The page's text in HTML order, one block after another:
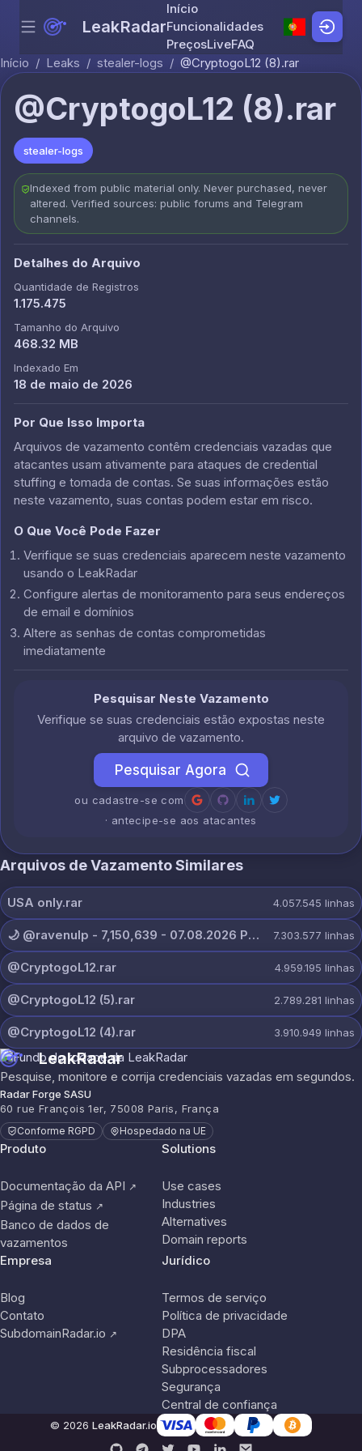
Skip to content
Menu LeakRadar
Início
Funcionalidades
PreçosLiveFAQ
Início / Leaks / stealer-logs / @CryptogoL12 (8).rar
@CryptogoL12 (8).rar
stealer-logs
Indexed from public material only. Never purchased, never
altered. Verified sources: public forums and Telegram
channels.
Detalhes do Arquivo
Quantidade de Registros
1.175.475
Tamanho do Arquivo
468.32 MB
Indexado Em
18 de maio de 2026
Por Que Isso Importa
Arquivos de vazamento contêm credenciais vazadas que
atacantes usam ativamente para ataques de credential
stuffing e tomada de contas. Se suas informações estão
neste vazamento, suas contas podem estar em risco.
O Que Você Pode Fazer
Verifique se suas credenciais aparecem neste vazamento
usando o LeakRadar
Configure alertas de monitoramento para seus endereços
de email e domínios
Altere as senhas de contas comprometidas
imediatamente
Pesquisar Neste Vazamento
Verifique se suas credenciais estão expostas neste
arquivo de vazamento.
Pesquisar Agora
ou cadastre-se com
· antecipe-se aos atacantes
Arquivos de Vazamento Similares
USA only.rar 4.057.545 linhas
🌙 @ravenulp - 7,150,639 - 07.08.2026 PRIVATE.txt 7.303.577 linhas
@CryptogoL12.rar 4.959.195 linhas
@CryptogoL12 (5).rar 2.789.281 linhas
@CryptogoL12 (4).rar 3.910.949 linhas
LeakRadar
Pesquise, monitore e corrija credenciais vazadas em segundos.
Radar Forge SASU
60 rue François 1er, 75008 Paris, França
Conforme RGPD Hospedado na UE
Produto
Documentação da API ↗
Página de status ↗
Banco de dados de
vazamentos
Solutions
Use cases
Industries
Alternatives
Domain reports
Empresa
Blog
Contato
SubdomainRadar.io ↗
Jurídico
Termos de serviço
Política de privacidade
DPA
Residência fiscal
Subprocessadores
Segurança
Central de confiança
© 2026 LeakRadar.io